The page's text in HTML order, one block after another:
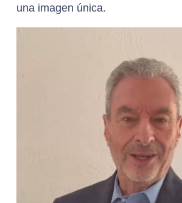
una imagen única.